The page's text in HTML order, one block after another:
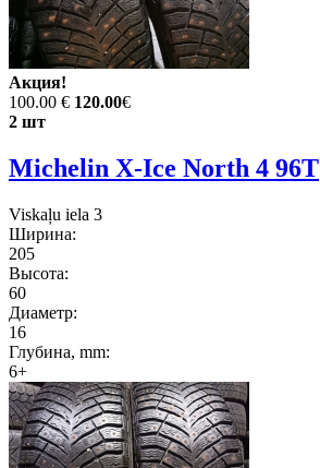
Акция!
100.00 € 120.00€
2 шт
Michelin X-Ice North 4 96T
Viskaļu iela 3
Ширина:
205
Высота:
60
Диаметр:
16
Глубина, mm:
6+